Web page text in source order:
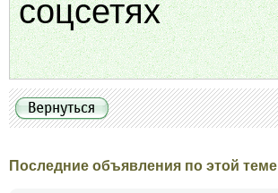
соцсетях
Последние объявления по этой теме